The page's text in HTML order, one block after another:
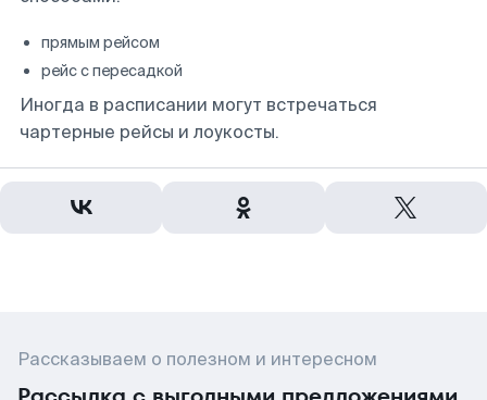
прямым рейсом
рейс с пересадкой
Иногда в расписании могут встречаться
чартерные рейсы и лоукосты.
Рассказываем о полезном и интересном